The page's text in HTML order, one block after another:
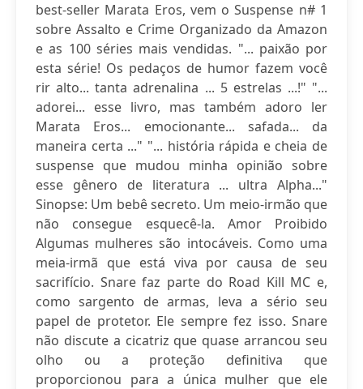
best-seller Marata Eros, vem o Suspense n# 1
sobre Assalto e Crime Organizado da Amazon
e as 100 séries mais vendidas. "... paixão por
esta série! Os pedaços de humor fazem você
rir alto... tanta adrenalina ... 5 estrelas ...!" "...
adorei... esse livro, mas também adoro ler
Marata Eros... emocionante... safada... da
maneira certa ..." "... história rápida e cheia de
suspense que mudou minha opinião sobre
esse gênero de literatura ... ultra Alpha..."
Sinopse: Um bebê secreto. Um meio-irmão que
não consegue esquecê-la. Amor Proibido
Algumas mulheres são intocáveis. Como uma
meia-irmã que está viva por causa de seu
sacrifício. Snare faz parte do Road Kill MC e,
como sargento de armas, leva a sério seu
papel de protetor. Ele sempre fez isso. Snare
não discute a cicatriz que quase arrancou seu
olho ou a proteção definitiva que
proporcionou para a única mulher que ele